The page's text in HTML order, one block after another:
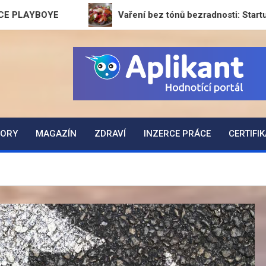
Vaření bez tónů bezradnosti: Startuje
MAGAZÍN ZDRAVÍ INZERCE PRÁCE